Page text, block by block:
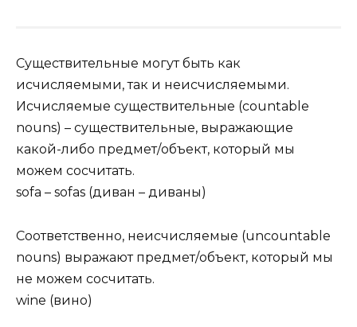
Существительные могут быть как
исчисляемыми, так и неисчисляемыми.
Исчисляемые существительные (countable
nouns) – существительные, выражающие
какой-либо предмет/объект, который мы
можем сосчитать.
sofa – sofas (диван – диваны)
Соответственно, неисчисляемые (uncountable
nouns) выражают предмет/объект, который мы
не можем сосчитать.
wine (вино)